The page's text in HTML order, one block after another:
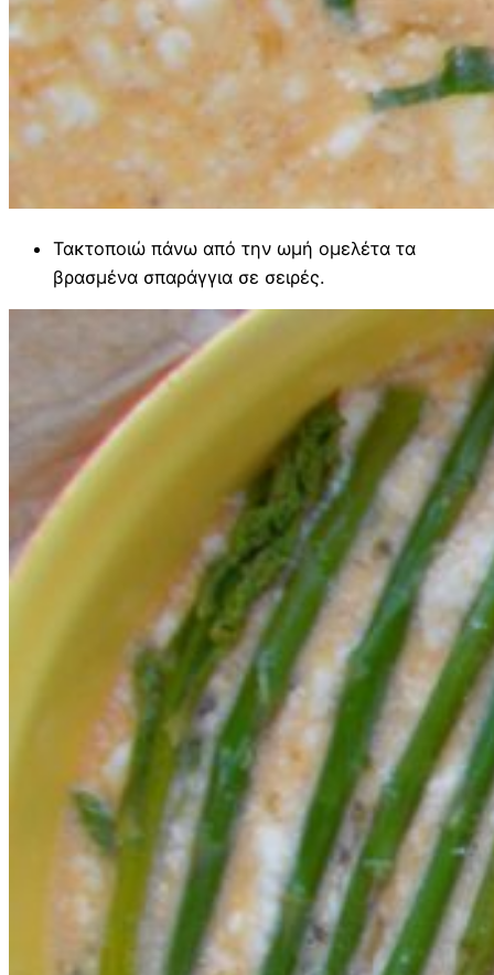
Τακτοποιώ πάνω από την ωμή ομελέτα τα
βρασμένα σπαράγγια σε σειρές.